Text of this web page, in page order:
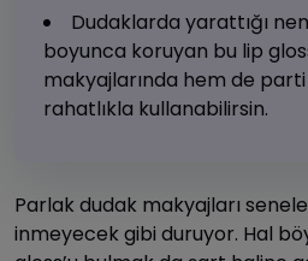
Dudaklarda yarattığı
boyunca koruyan bu lip
makyajlarında hem de
rahatlıkla kullanabilirsin.
Parlak dudak makyajları
inmeyecek gibi duruyor. Hal